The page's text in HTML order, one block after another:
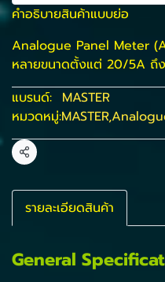
คำอธิบายสินค้าแบบย่อ
Analogue Panel Meter
หลายขนาดตั้งแต่ 20/5A
แบรนด์: MASTER
หมวดหมู่:MASTER,
แชร์
รายละเอียดสินค้า
General